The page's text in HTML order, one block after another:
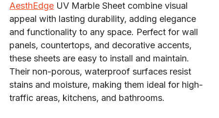
AesthEdge UV Marble Sheet combine visual
appeal with lasting durability, adding elegance
and functionality to any space. Perfect for wall
panels, countertops, and decorative accents,
these sheets are easy to install and maintain.
Their non-porous, waterproof surfaces resist
stains and moisture, making them ideal for high-
traffic areas, kitchens, and bathrooms.